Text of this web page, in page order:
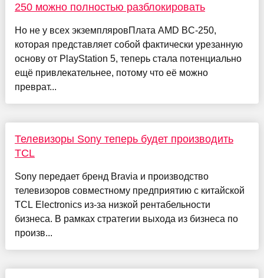
250 можно полностью разблокировать
Но не у всех экземпляровПлата AMD BC-250,
которая представляет собой фактически урезанную
основу от PlayStation 5, теперь стала потенциально
ещё привлекательнее, потому что её можно
преврат...
Телевизоры Sony теперь будет производить
TCL
Sony передает бренд Bravia и производство
телевизоров совместному предприятию с китайской
TCL Electronics из-за низкой рентабельности
бизнеса. В рамках стратегии выхода из бизнеса по
произв...